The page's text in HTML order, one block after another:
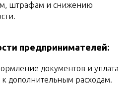
штрафам и снижению
предпринимателей:
документов и уплата
к дополнительным расходам.